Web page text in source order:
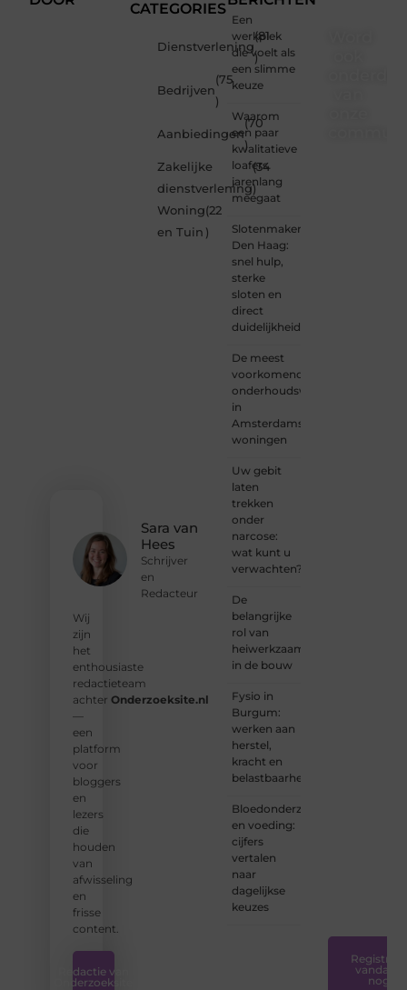
Sara van
Hees
Schrijver
en
Redacteur
Wij
zijn
het
enthousiaste
redactieteam
achter Onderzoeksite.nl
—
een
platform
voor
bloggers
en
lezers
die
houden
van
afwisseling
en
frisse
content.
Redactie van
Onderzoeksite
CATEGORIES
Dienstverlening
(81
)
Bedrijven
(75
)
Aanbiedingen
(70
)
Zakelijke
dienstverlening
(34
)
Woning
en Tuin
(22
)
Een
werkplek
die voelt als
een slimme
keuze
Waarom
een paar
kwalitatieve
loafers
jarenlang
meegaat
Slotenmaker
Den Haag:
snel hulp,
sterke
sloten en
direct
duidelijkheid
De meest
voorkomende
onderhoudswerkzaamheden
in
Amsterdamse
woningen
Uw gebit
laten
trekken
onder
narcose:
wat kunt u
verwachten?
De
belangrijke
rol van
heiwerkzaamheden
in de bouw
Fysio in
Burgum:
werken aan
herstel,
kracht en
belastbaarheid
Bloedonderzoek
en voeding:
cijfers
vertalen
naar
dagelijkse
keuzes
Registreer
vandaag
nog